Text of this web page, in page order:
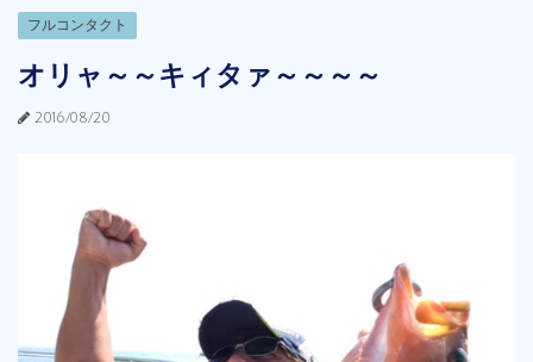
フルコンタクト
オリャ～～キィタァ～～～～
2016/08/20